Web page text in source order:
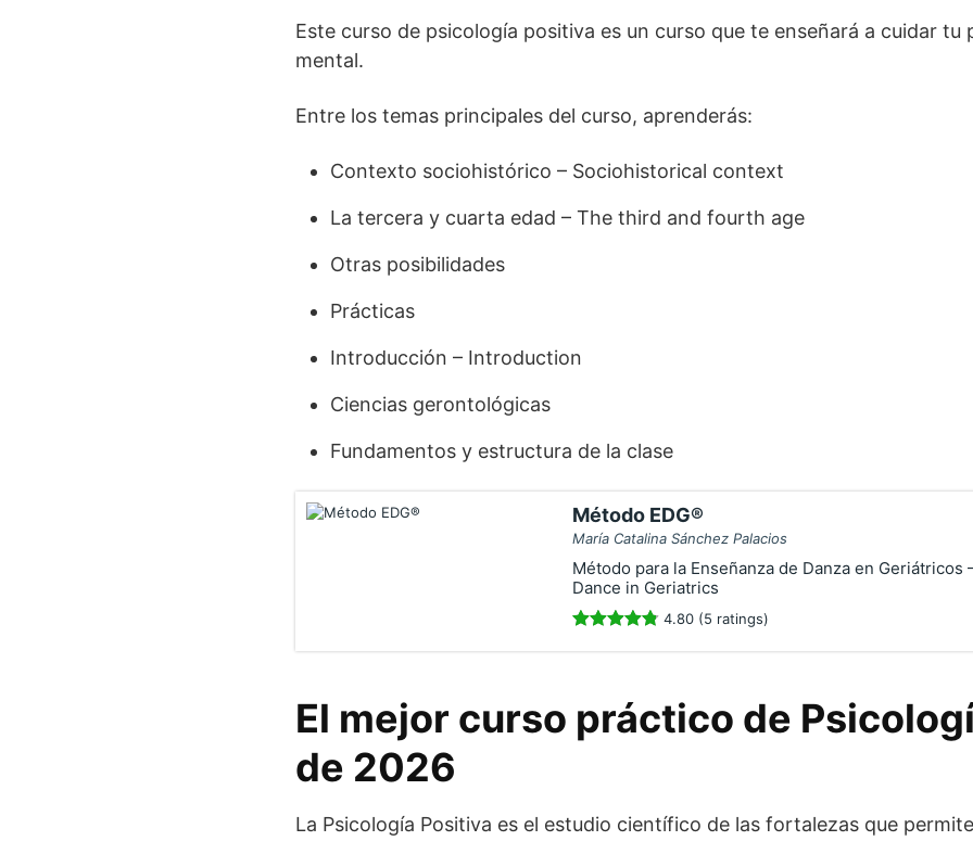
Este curso de psicología positiva es un curso que te enseñará a cuidar tu
mental.
Entre los temas principales del curso, aprenderás:
Contexto sociohistórico – Sociohistorical context
La tercera y cuarta edad – The third and fourth age
Otras posibilidades
Prácticas
Introducción – Introduction
Ciencias gerontológicas
Fundamentos y estructura de la clase
Método EDG®
María Catalina Sánchez Palacios
Método para la Enseñanza de Danza en Geriátricos
Dance in Geriatrics
4.80 (5 ratings)
El mejor curso práctico de
de 2026
La Psicología Positiva es el estudio científico de las fortalezas que